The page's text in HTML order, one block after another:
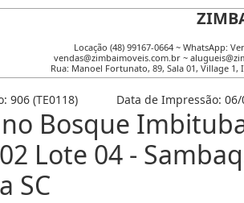
Locação (48) 99167-0664 ~ WhatsApp:
vendas@zimbaimoveis.com.br ~
Rua: Manoel Fortunato, 89, Sala 01, Village 1,
906 (TE0118) Data de Impressão:
Bosque
Lote 04 -
SC